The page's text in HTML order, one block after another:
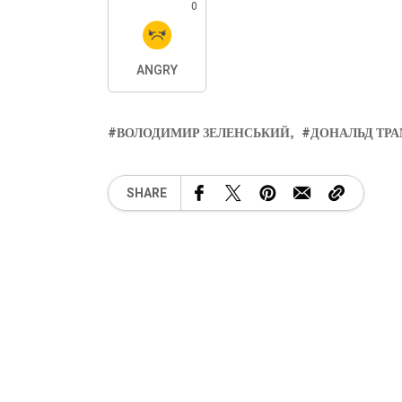
0
ANGRY
ВОЛОДИМИР ЗЕЛЕНСЬКИЙ ДОНАЛЬД
SHARE